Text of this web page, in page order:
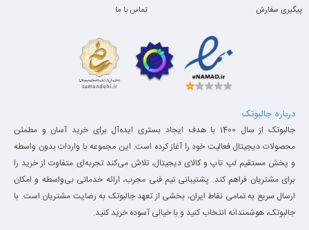
پیگیری سفارش
تماس با ما
درباره جالبوتک
جالبوتک از سال 1400 با هدف ایجاد بستری ایده‌آل برای خرید آسان و مطمئن
محصولات دیجیتال فعالیت خود را آغاز کرده است. این مجموعه با واردات بدون واسطه
و پخش مستقیم لپ تاپ و کالای دیجیتال، تلاش می‌کند تجربه‌ای متفاوت از خرید را
برای مشتریان فراهم کند. پشتیبانی تیم فنی مجرب، ارائه خدماتی بی‌واسطه و امکان
ارسال سریع به تمامی نقاط ایران، بخشی از تعهد جالبوتک به رضایت مشتریان است. با
جالبوتک، هوشمندانه انتخاب کنید و با خیالی آسوده خرید کنید.